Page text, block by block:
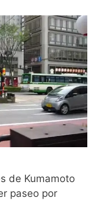
de Kumamoto
paseo por